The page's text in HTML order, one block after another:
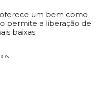
um bem como
permite a liberação de
baixas.